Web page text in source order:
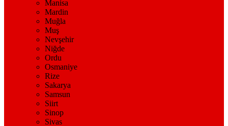
Manisa
Mardin
Muğla
Muş
Nevşehir
Niğde
Ordu
Osmaniye
Rize
Sakarya
Samsun
Siirt
Sinop
Sivas